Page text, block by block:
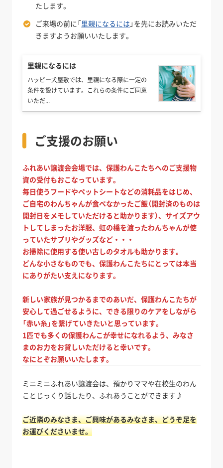
たします。
ご来場の前に「里親になるには 」を先にお読みいただ
きますようお願いいたします。
里親になるには
ハッピー犬屋敷では、里親になる際に一定の
条件を設けています。これらの条件にご同意
いただ...
ご支援のお願い
ふれあい譲渡会会場では、保護わんこたちへのご支援物
資の受付もおこなっています。
毎日使うフードやペットシートなどの消耗品をはじめ、
ご自宅のわんちゃんが食べなかったご飯（開封済のものは
開封日をメモしていただけると助かります）、サイズアウ
トしてしまったお洋服、虹の橋を渡ったわんちゃんが使
っていたサプリやグッズなど・・・
お掃除に使用する使い古しのタオルも助かります。
どんな小さなものでも、保護わんこたちにとっては本当
にありがたい支えになります。
新しい家族が見つかるまでのあいだ、保護わんこたちが
安心して過ごせるように、できる限りのケアをしながら
「赤い糸」を繋げていきたいと思っています。
1匹でも多くの保護わんこが幸せになれるよう、みなさ
まのお力をお貸しいただけると幸いです。
なにとぞお願いいたします。
ミニミニふれあい譲渡会は、預かりママや在校生のわん
ことじっくり話したり、ふれあうことができます♪
ご近隣のみなさま、ご興味があるみなさま、どうぞ足を
お運びくださいませ。